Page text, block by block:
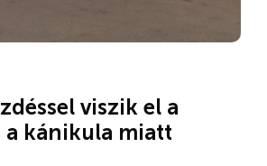
viszik el a
kánikula miatt